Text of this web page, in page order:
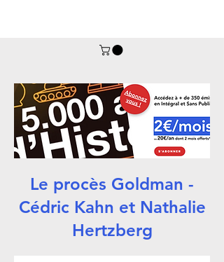
Le procès Goldman -
Cédric Kahn et Nathalie
Hertzberg